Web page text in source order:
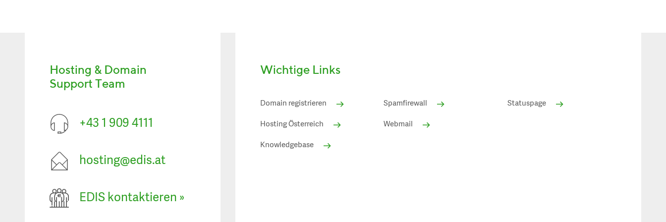
Hosting & Domain
Support Team
+43 1 909 4111
hosting@edis.at
EDIS kontaktieren »
Wichtige Links
Domain registrieren
Hosting Österreich
Knowledgebase
Spamfirewall
Webmail
Statuspage